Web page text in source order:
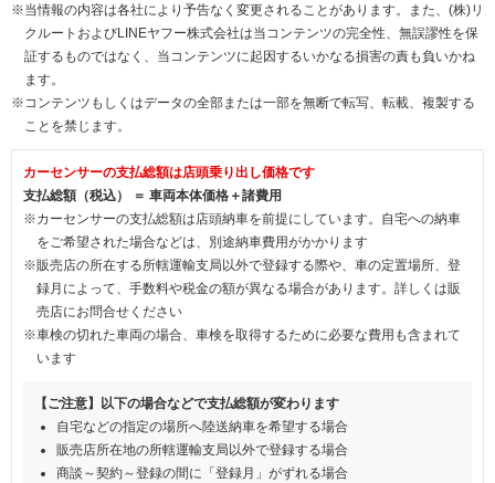
※当情報の内容は各社により予告なく変更されることがあります。また、(株)リ
クルートおよびLINEヤフー株式会社は当コンテンツの完全性、無誤謬性を保
証するものではなく、当コンテンツに起因するいかなる損害の責も負いかね
ます。
※コンテンツもしくはデータの全部または一部を無断で転写、転載、複製する
ことを禁じます。
カーセンサーの支払総額は店頭乗り出し価格です
支払総額（税込） ＝ 車両本体価格＋諸費用
※カーセンサーの支払総額は店頭納車を前提にしています。自宅への納車
をご希望された場合などは、別途納車費用がかかります
※販売店の所在する所轄運輸支局以外で登録する際や、車の定置場所、登
録月によって、手数料や税金の額が異なる場合があります。詳しくは販
売店にお問合せください
※車検の切れた車両の場合、車検を取得するために必要な費用も含まれて
います
【ご注意】以下の場合などで支払総額が変わります
自宅などの指定の場所へ陸送納車を希望する場合
販売店所在地の所轄運輸支局以外で登録する場合
商談～契約～登録の間に「登録月」がずれる場合